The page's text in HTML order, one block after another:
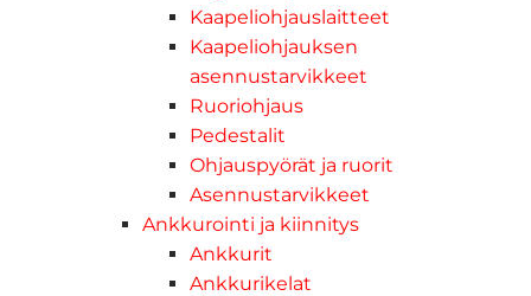
Kaapeliohjauslaitteet
Kaapeliohjauksen
asennustarvikkeet
Ruoriohjaus
Pedestalit
Ohjauspyörät ja ruorit
Asennustarvikkeet
Ankkurointi ja kiinnitys
Ankkurit
Ankkurikelat